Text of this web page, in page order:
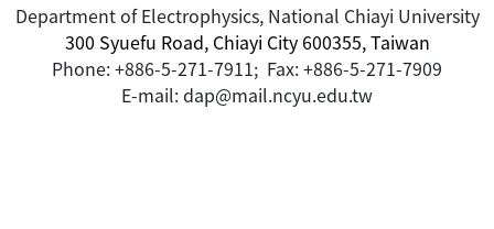
Department of Electrophysics, National Chiayi University
300 Syuefu Road, Chiayi City 600355, Taiwan
Phone: +886-5-271-7911; Fax: +886-5-271-7909
E-mail: dap@mail.ncyu.edu.tw